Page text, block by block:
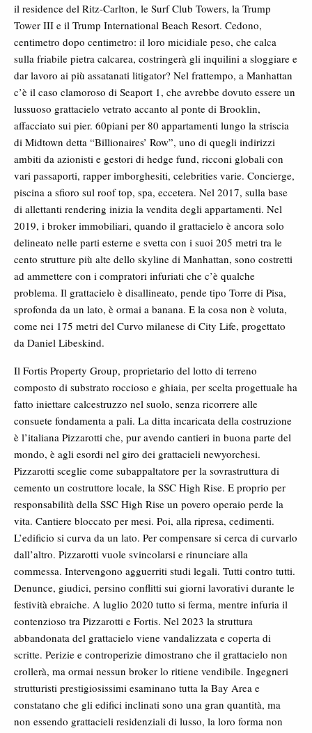
il residence del Ritz-Carlton, le Surf Club Towers, la Trump
Tower III e il Trump International Beach Resort. Cedono,
centimetro dopo centimetro: il loro micidiale peso, che calca
sulla friabile pietra calcarea, costringerà gli inquilini a sloggiare e
dar lavoro ai più assatanati litigator? Nel frattempo, a Manhattan
c’è il caso clamoroso di Seaport 1, che avrebbe dovuto essere un
lussuoso grattacielo vetrato accanto al ponte di Brooklin,
affacciato sui pier. 60piani per 80 appartamenti lungo la striscia
di Midtown detta “Billionaires’ Row”, uno di quegli indirizzi
ambiti da azionisti e gestori di hedge fund, ricconi globali con
vari passaporti, rapper imborghesiti, celebrities varie. Concierge,
piscina a sfioro sul roof top, spa, eccetera. Nel 2017, sulla base
di allettanti rendering inizia la vendita degli appartamenti. Nel
2019, i broker immobiliari, quando il grattacielo è ancora solo
delineato nelle parti esterne e svetta con i suoi 205 metri tra le
cento strutture più alte dello skyline di Manhattan, sono costretti
ad ammettere con i compratori infuriati che c’è qualche
problema. Il grattacielo è disallineato, pende tipo Torre di Pisa,
sprofonda da un lato, è ormai a banana. E la cosa non è voluta,
come nei 175 metri del Curvo milanese di City Life, progettato
da Daniel Libeskind.
Il Fortis Property Group, proprietario del lotto di terreno
composto di substrato roccioso e ghiaia, per scelta progettuale ha
fatto iniettare calcestruzzo nel suolo, senza ricorrere alle
consuete fondamenta a pali. La ditta incaricata della costruzione
è l’italiana Pizzarotti che, pur avendo cantieri in buona parte del
mondo, è agli esordi nel giro dei grattacieli newyorchesi.
Pizzarotti sceglie come subappaltatore per la sovrastruttura di
cemento un costruttore locale, la SSC High Rise. E proprio per
responsabilità della SSC High Rise un povero operaio perde la
vita. Cantiere bloccato per mesi. Poi, alla ripresa, cedimenti.
L’edificio si curva da un lato. Per compensare si cerca di curvarlo
dall’altro. Pizzarotti vuole svincolarsi e rinunciare alla
commessa. Intervengono agguerriti studi legali. Tutti contro tutti.
Denunce, giudici, persino conflitti sui giorni lavorativi durante le
festività ebraiche. A luglio 2020 tutto si ferma, mentre infuria il
contenzioso tra Pizzarotti e Fortis. Nel 2023 la struttura
abbandonata del grattacielo viene vandalizzata e coperta di
scritte. Perizie e controperizie dimostrano che il grattacielo non
crollerà, ma ormai nessun broker lo ritiene vendibile. Ingegneri
strutturisti prestigiosissimi esaminano tutta la Bay Area e
constatano che gli edifici inclinati sono una gran quantità, ma
non essendo grattacieli residenziali di lusso, la loro forma non